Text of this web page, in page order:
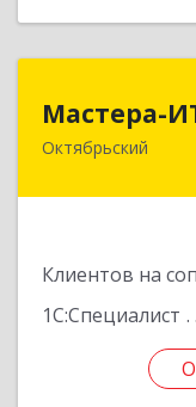
Мастера-
Октябрьский
Клиентов на
1С:Специалист
452607,